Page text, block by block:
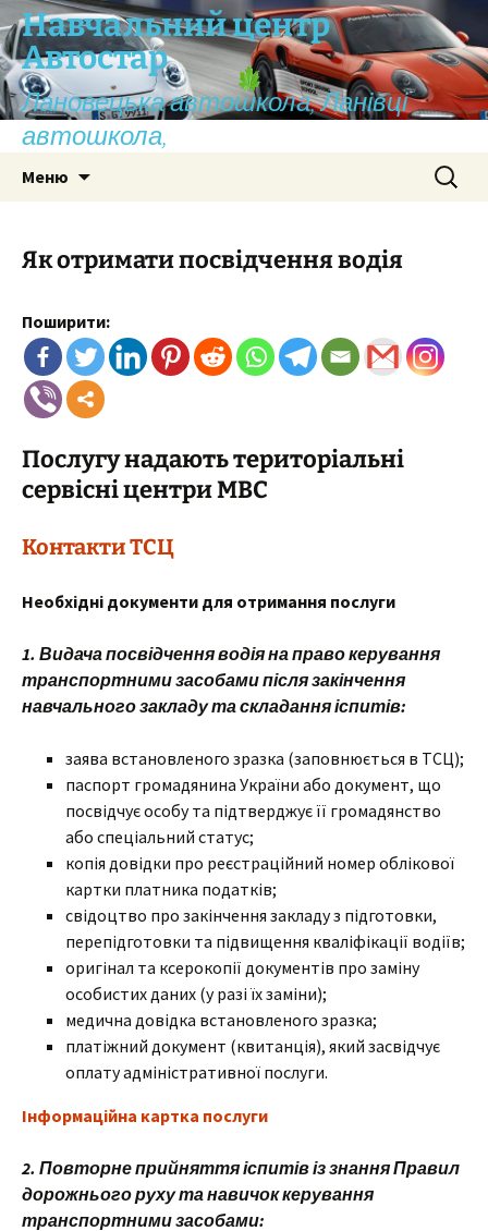
Перейти
до
вмісту
Навчальний центр
Автостар
Лановецька автошкола, Ланівці
автошкола,
Меню Пошук:
Як отримати посвідчення водія
Поширити:
Послугу надають територіальні
сервісні центри МВС
Контакти ТСЦ
Необхідні документи для отримання послуги
1. Видача посвідчення водія на право керування
транспортними засобами після закінчення
навчального закладу та складання іспитів:
заява встановленого зразка (заповнюється в ТСЦ);
паспорт громадянина України або документ, що
посвідчує особу та підтверджує її громадянство
або спеціальний статус;
копія довідки про реєстраційний номер облікової
картки платника податків;
свідоцтво про закінчення закладу з підготовки,
перепідготовки та підвищення кваліфікації водіїв;
оригінал та ксерокопії документів про заміну
особистих даних (у разі їх заміни);
медична довідка встановленого зразка;
платіжний документ (квитанція), який засвідчує
оплату адміністративної послуги.
Інформаційна картка послуги
2. Повторне прийняття іспитів із знання Правил
дорожнього руху та навичок керування
транспортними засобами: